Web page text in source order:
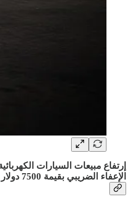
إرتفاع مبيعات السيارات
الإعفاء الضريبي بقيمة 7500 دولار